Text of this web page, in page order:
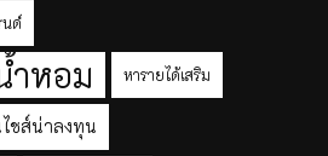
นด์
ำหอม หารายได้เสริม
ชส์น่าลงทุน